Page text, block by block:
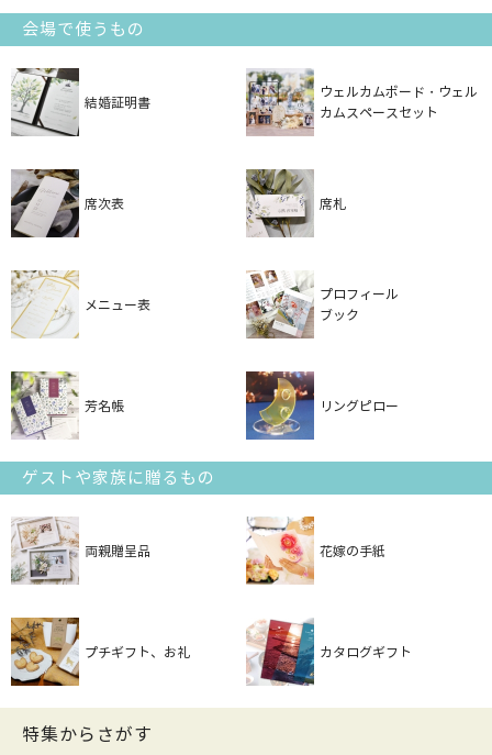
会場で使うもの
結婚証明書
ウェルカムボード・ウェル
カムスペースセット
席次表 席札
メニュー表
プロフィール
ブック
芳名帳 リングピロー
ゲストや家族に贈るもの
両親贈呈品 花嫁の手紙
プチギフト、お礼 カタログギフト
特集からさがす